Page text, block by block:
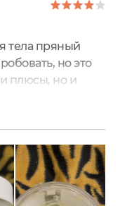
тела пряный
но это
плюсы, но и
питает,
кожей на
руки.
пряностей и